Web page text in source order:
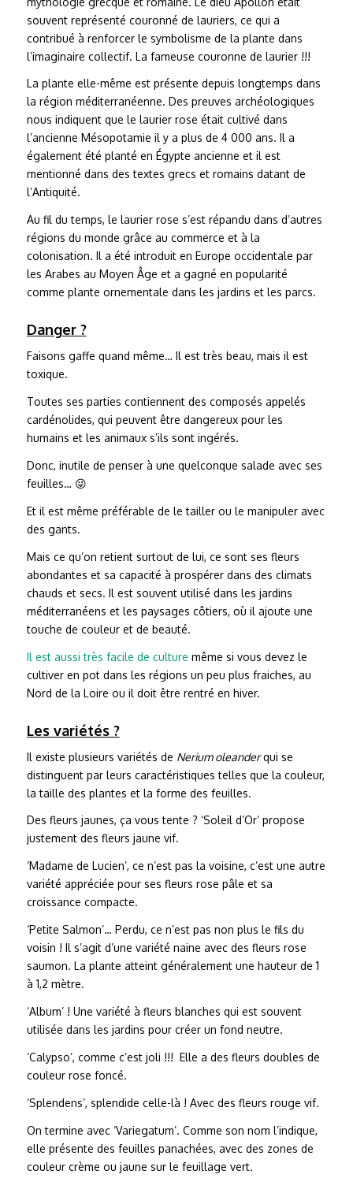
souvent représenté couronné de lauriers, ce qui a
contribué à renforcer le symbolisme de la plante dans
l’imaginaire collectif. La fameuse couronne de laurier !!!
La plante elle-même est présente depuis longtemps dans
la région méditerranéenne. Des preuves archéologiques
nous indiquent que le laurier rose était cultivé dans
l’ancienne Mésopotamie il y a plus de 4 000 ans. Il a
également été planté en Égypte ancienne et il est
mentionné dans des textes grecs et romains datant de
l’Antiquité.
Au fil du temps, le laurier rose s’est répandu dans d’autres
régions du monde grâce au commerce et à la
colonisation. Il a été introduit en Europe occidentale par
les Arabes au Moyen Âge et a gagné en popularité
comme plante ornementale dans les jardins et les parcs.
Danger ?
Faisons gaffe quand même… Il est très beau, mais il est
toxique.
Toutes ses parties contiennent des composés appelés
cardénolides, qui peuvent être dangereux pour les
humains et les animaux s’ils sont ingérés.
Donc, inutile de penser à une quelconque salade avec ses
feuilles… 😜
Et il est même préférable de le tailler ou le manipuler avec
des gants.
Mais ce qu’on retient surtout de lui, ce sont ses fleurs
abondantes et sa capacité à prospérer dans des climats
chauds et secs. Il est souvent utilisé dans les jardins
méditerranéens et les paysages côtiers, où il ajoute une
touche de couleur et de beauté.
Il est aussi très facile de culture même si vous devez le
cultiver en pot dans les régions un peu plus fraiches, au
Nord de la Loire ou il doit être rentré en hiver.
Les variétés ?
Il existe plusieurs variétés de Nerium oleanderqui se
distinguent par leurs caractéristiques telles que la couleur,
la taille des plantes et la forme des feuilles.
Des fleurs jaunes, ça vous tente ? ‘Soleil d’Or’ propose
justement des fleurs jaune vif.
‘Madame de Lucien’, ce n’est pas la voisine, c’est une autre
variété appréciée pour ses fleurs rose pâle et sa
croissance compacte.
‘Petite Salmon’… Perdu, ce n’est pas non plus le fils du
voisin ! Il s’agit d’une variété naine avec des fleurs rose
saumon. La plante atteint généralement une hauteur de 1
à 1,2 mètre.
‘Album’ ! Une variété à fleurs blanches qui est souvent
utilisée dans les jardins pour créer un fond neutre.
‘Calypso’, comme c’est joli !!! Elle a des fleurs doubles de
couleur rose foncé.
‘Splendens’, splendide celle-là ! Avec des fleurs rouge vif.
On termine avec ‘Variegatum’. Comme son nom l’indique,
elle présente des feuilles panachées, avec des zones de
couleur crème ou jaune sur le feuillage vert.